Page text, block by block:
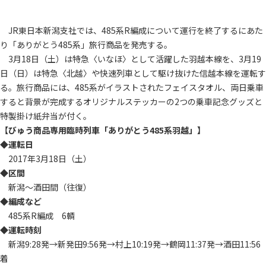
JR東日本新潟支社では、485系R編成について運行を終了するにあた
り「ありがとう485系」旅行商品を発売する。
3月18日（土）は特急〈いなほ〉として活躍した羽越本線を、3月19
日（日）は特急〈北越〉や快速列車として駆け抜けた信越本線を運転す
る。旅行商品には、485系がイラストされたフェイスタオル、両日乗車
すると背景が完成するオリジナルステッカーの2つの乗車記念グッズと
特製掛け紙弁当が付く。
【びゅう商品専用臨時列車「ありがとう485系羽越」】
◆運転日
2017年3月18日（土）
◆区間
新潟～酒田間（往復）
◆編成など
485系R編成 6輌
◆運転時刻
新潟9:28発→新発田9:56発→村上10:19発→鶴岡11:37発→酒田11:56
着